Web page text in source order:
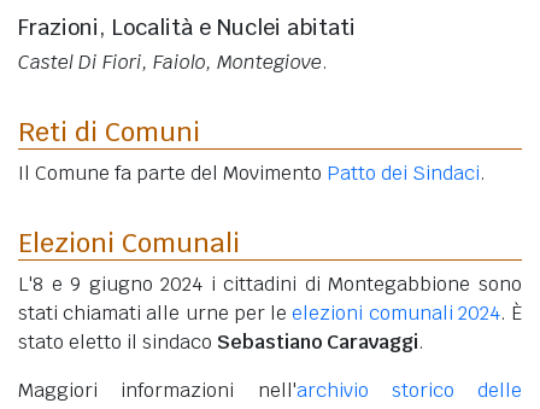
Frazioni, Località e Nuclei abitati
Castel Di Fiori, Faiolo, Montegiove.
Reti di Comuni
Il Comune fa parte del Movimento Patto dei Sindaci.
Elezioni Comunali
L'8 e 9 giugno 2024 i cittadini di Montegabbione sono
stati chiamati alle urne per leelezioni comunali 2024. È
stato eletto il sindaco Sebastiano Caravaggi.
Maggiori informazioni nell'archivio storico delle